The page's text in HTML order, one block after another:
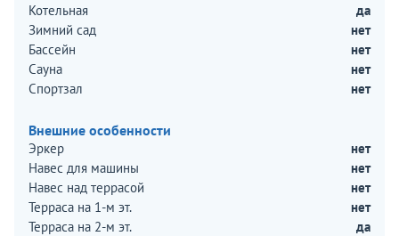
Котельная
да
Зимний сад
нет
Бассейн
нет
Сауна
нет
Спортзал
нет
Внешние особенности
Эркер
нет
Навес для машины
нет
Навес над террасой
нет
Терраса на 1-м эт.
нет
Терраса на 2-м эт.
да